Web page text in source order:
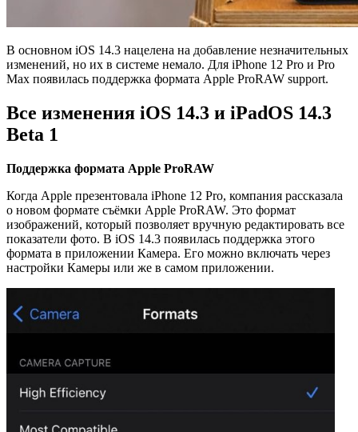
В основном iOS 14.3 нацелена на добавление незначительных
изменений, но их в системе немало. Для iPhone 12 Pro и Pro
Max появилась поддержка формата Apple ProRAW support.
Все изменения iOS 14.3 и iPadOS 14.3
Beta 1
Поддержка формата Apple ProRAW
Когда Apple презентовала iPhone 12 Pro, компания рассказала
о новом формате съёмки Apple ProRAW. Это формат
изображений, который позволяет вручную редактировать все
показатели фото. В iOS 14.3 появилась поддержка этого
формата в приложении Камера. Его можно включать через
настройки Камеры или же в самом приложении.